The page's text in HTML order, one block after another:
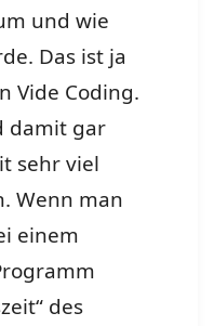
und wie
Das ist ja
Vide Coding.
damit gar
sehr viel
Wenn man
einem
des